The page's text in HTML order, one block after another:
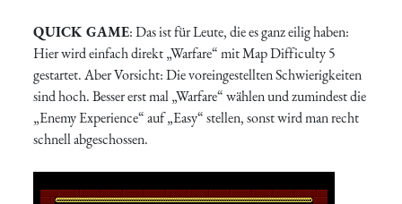
QUICK GAME: Das ist für Leute, die es ganz eilig haben:
Hier wird einfach direkt „Warfare“ mit Map Difficulty 5
gestartet. Aber Vorsicht: Die voreingestellten Schwierigkeiten
sind hoch. Besser erst mal „Warfare“ wählen und zumindest die
„Enemy Experience“ auf „Easy“ stellen, sonst wird man recht
schnell abgeschossen.